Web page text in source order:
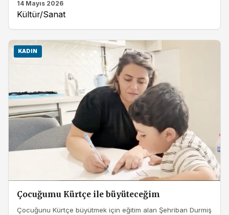
14 Mayıs 2026
Kültür/Sanat
KADIN
Çocuğumu Kürtçe ile büyüteceğim
Çocuğunu Kürtçe büyütmek için eğitim alan Şehriban Durmiş